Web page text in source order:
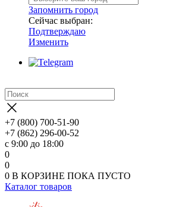
Запомнить город
Сейчас выбран:
Подтверждаю
Изменить
+7 (800) 700-51-90
+7 (862) 296-00-52
с 9:00 до 18:00
0
0
0 В КОРЗИНЕ ПОКА ПУСТО
Каталог товаров